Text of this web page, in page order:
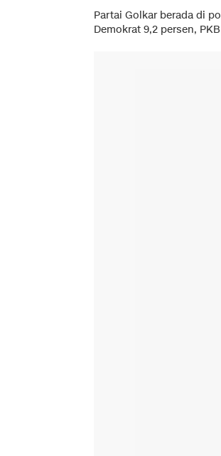
Partai Golkar berada di
Demokrat 9,2 persen,